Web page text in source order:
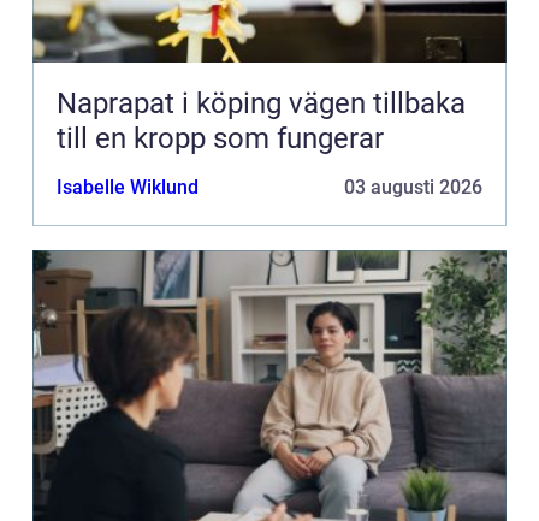
Naprapat i köping vägen tillbaka
till en kropp som fungerar
Isabelle Wiklund 03 augusti 2026